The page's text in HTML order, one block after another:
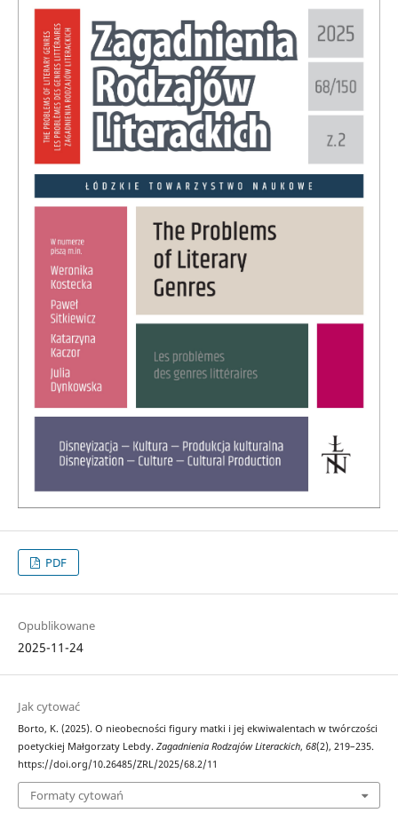
PDF
Opublikowane
2025-11-24
Jak cytować
Borto, K. (2025). O nieobecności figury matki i jej ekwiwalentach w twórczości
poetyckiej Małgorzaty Lebdy. Zagadnienia Rodzajów Literackich, 68(2), 219–235.
https://doi.org/10.26485/ZRL/2025/68.2/11
Formaty cytowań